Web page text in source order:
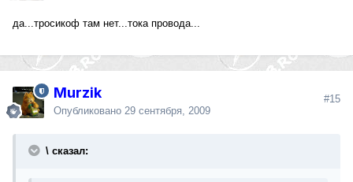
да...тросикоф там нет...тока провода...
Murzik
Опубликовано 29 сентября, 2009
#15
\ сказал: